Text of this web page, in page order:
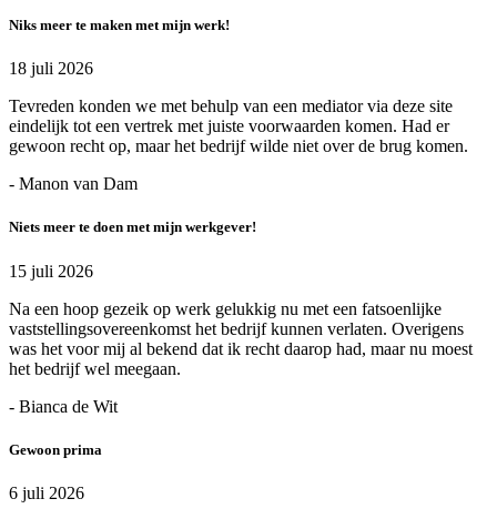
Niks meer te maken met mijn werk!
18 juli 2026
Tevreden konden we met behulp van een mediator via deze site
eindelijk tot een vertrek met juiste voorwaarden komen. Had er
gewoon recht op, maar het bedrijf wilde niet over de brug komen.
- Manon van Dam
Niets meer te doen met mijn werkgever!
15 juli 2026
Na een hoop gezeik op werk gelukkig nu met een fatsoenlijke
vaststellingsovereenkomst het bedrijf kunnen verlaten. Overigens
was het voor mij al bekend dat ik recht daarop had, maar nu moest
het bedrijf wel meegaan.
- Bianca de Wit
Gewoon prima
6 juli 2026